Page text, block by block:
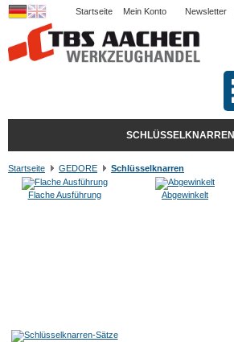
Startseite Mein Konto Newsletter
SCHLÜSSELKNARREN
Startseite GEDORE Schlüsselknarren
Flache Ausführung Abgewinkelt